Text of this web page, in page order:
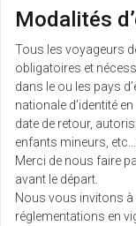
Modalités
Tous les voyageurs
obligatoires et
dans le ou les pays
nationale d’identité
date de retour,
enfants mineurs,
Merci de nous faire
avant le départ.
Nous vous invitons
réglementations en